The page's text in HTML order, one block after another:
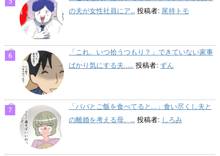
の夫が女性社員にア... 投稿者: 尾持トモ
「これ、いつ拾うつもり？」できていない家事
ばかり気にする夫…... 投稿者: ずん
「パパとご飯を食べてると…」食い尽くし夫と
の離婚を考える母、... 投稿者: しろみ